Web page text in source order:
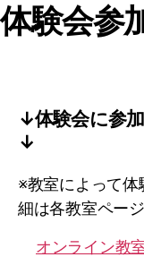
ト
教
体験会参
↓体験会に参
↓
※教室によって
細は各教室ペー
オンライン教